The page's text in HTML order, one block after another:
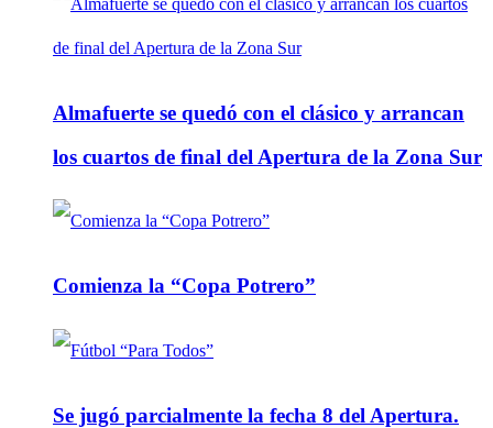
Almafuerte se quedó con el clásico y arrancan
los cuartos de final del Apertura de la Zona Sur
Comienza la “Copa Potrero”
Se jugó parcialmente la fecha 8 del Apertura.